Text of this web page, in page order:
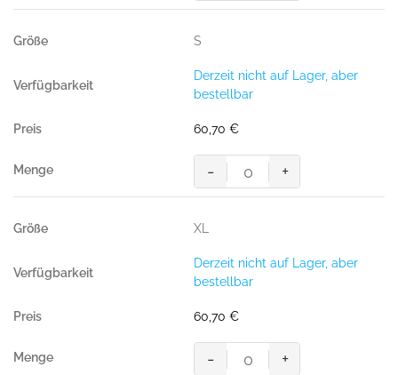
Softshell-
Brantford,
SCHWARZ
Menge
S
Derzeit nicht auf Lager, aber
bestellbar
60,70 €
Light-
Softshell-
Brantford,
SCHWARZ
Menge
- +
XL
Derzeit nicht auf Lager, aber
bestellbar
60,70 €
Light-
- +